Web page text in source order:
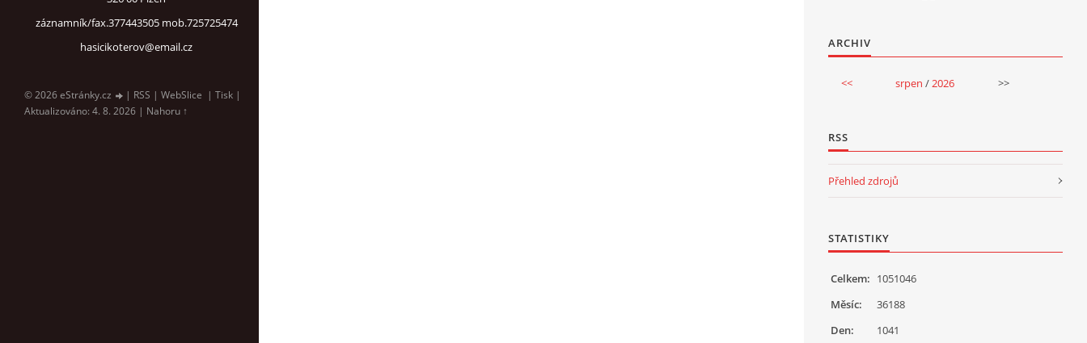
záznamník/fax.377443505 mob.725725474
hasicikoterov@email.cz
© 2026 eStránky.cz | RSS | WebSlice | Tisk |
Aktualizováno: 4. 8. 2026 | Nahoru ↑
ARCHIV
<< srpen /2026 >>
RSS
Přehled zdrojů
STATISTIKY
Celkem: 1051046
Měsíc:
36188
Den:
1041